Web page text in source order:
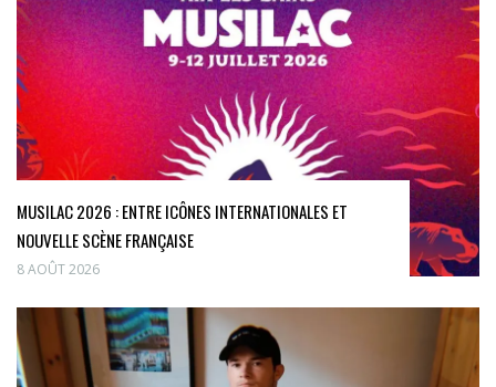
MUSILAC 2026 : ENTRE ICÔNES INTERNATIONALES ET
NOUVELLE SCÈNE FRANÇAISE
8 AOÛT 2026